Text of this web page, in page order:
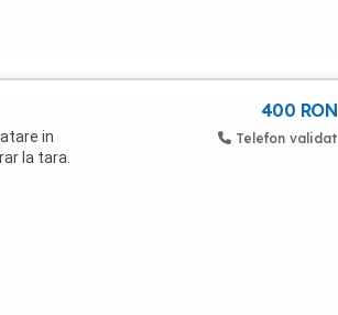
in
la tara.
400 RON
Telefon validat